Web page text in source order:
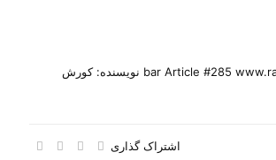
bar Article #285 www.radioaramesh.org نویسنده: کورش
اشتراک گذاری